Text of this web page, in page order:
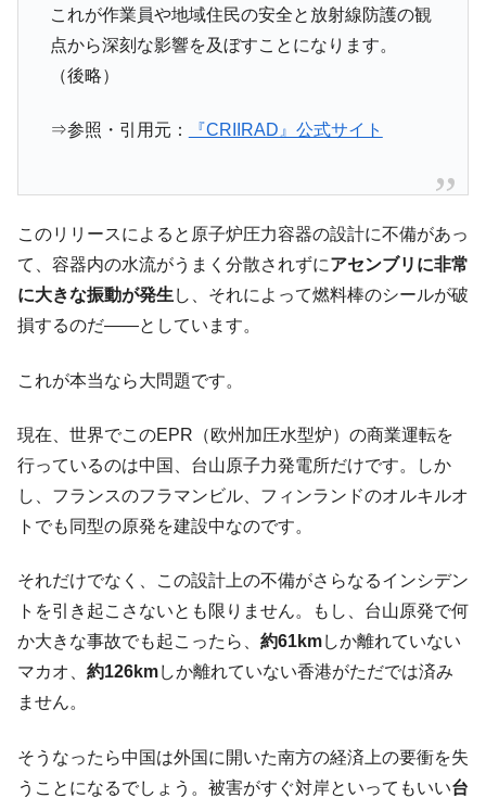
これが作業員や地域住民の安全と放射線防護の観
点から深刻な影響を及ぼすことになります。
（後略）
⇒参照・引用元： 『CRIIRAD』公式サイト
このリリースによると原子炉圧力容器の設計に不備があっ
て、容器内の水流がうまく分散されずにアセンブリに非常
に大きな振動が発生 し、それによって燃料棒のシールが破
損するのだ――としています。
これが本当なら大問題です。
現在、世界でこのEPR（欧州加圧水型炉）の商業運転を
行っているのは中国、台山原子力発電所だけです。しか
し、フランスのフラマンビル、フィンランドのオルキルオ
トでも同型の原発を建設中なのです。
それだけでなく、この設計上の不備がさらなるインシデン
トを引き起こさないとも限りません。もし、台山原発で何
か大きな事故でも起こったら、 約61kmしか離れていない
マカオ、 約126kmしか離れていない香港がただでは済み
ません。
そうなったら中国は外国に開いた南方の経済上の要衝を失
うことになるでしょう。被害がすぐ対岸といってもいい台